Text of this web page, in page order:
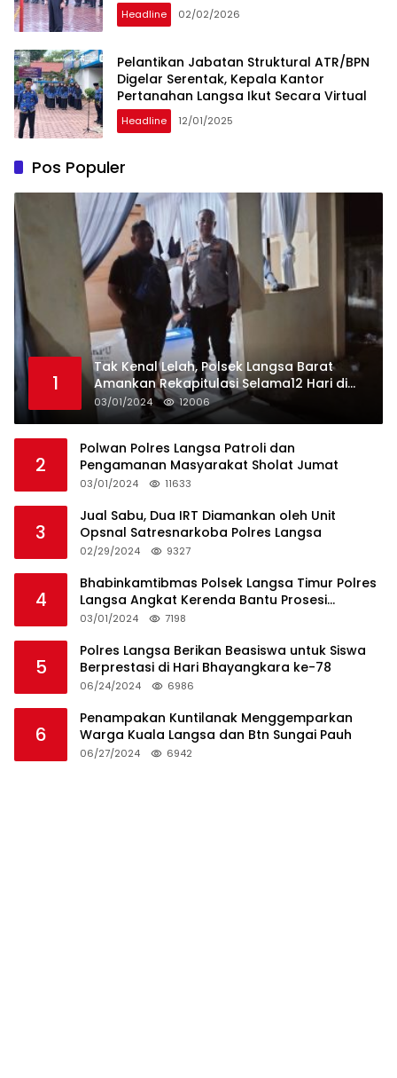
Headline 02/02/2026
Pelantikan Jabatan Struktural ATR/BPN
Digelar Serentak, Kepala Kantor
Pertanahan Langsa Ikut Secara Virtual
Headline 12/01/2025
Pos Populer
1
Tak Kenal Lelah, Polsek Langsa Barat
Amankan Rekapitulasi Selama12 Hari di
Kecamatan Baro
03/01/2024 12006
2
Polwan Polres Langsa Patroli dan
Pengamanan Masyarakat Sholat Jumat
03/01/2024 11633
3
Jual Sabu, Dua IRT Diamankan oleh Unit
Opsnal Satresnarkoba Polres Langsa
02/29/2024 9327
4
Bhabinkamtibmas Polsek Langsa Timur Polres
Langsa Angkat Kerenda Bantu Prosesi
Pemakaman Warga
03/01/2024 7198
5
Polres Langsa Berikan Beasiswa untuk Siswa
Berprestasi di Hari Bhayangkara ke-78
06/24/2024 6986
6
Penampakan Kuntilanak Menggemparkan
Warga Kuala Langsa dan Btn Sungai Pauh
06/27/2024 6942